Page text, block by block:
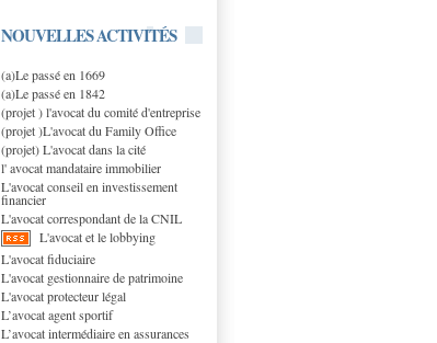
NOUVELLES ACTIVITÉS
(a)Le passé en 1669
(a)Le passé en 1842
(projet ) l'avocat du comité d'entreprise
(projet )L'avocat du Family Office
(projet) L'avocat dans la cité
l' avocat mandataire immobilier
L'avocat conseil en investissement
financier
L'avocat correspondant de la CNIL
L'avocat et le lobbying
L'avocat fiduciaire
L'avocat gestionnaire de patrimoine
L'avocat protecteur légal
L’avocat agent sportif
L’avocat intermédiaire en assurances